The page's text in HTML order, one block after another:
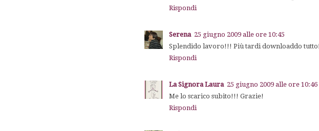
Rispondi
Serena 25 giugno 2009 alle ore 10:45
Splendido lavoro!!! Più tardi downloaddo
Rispondi
La Signora Laura 25 giugno 2009 alle ore 10:46
Me lo scarico subito!!! Grazie!
Rispondi